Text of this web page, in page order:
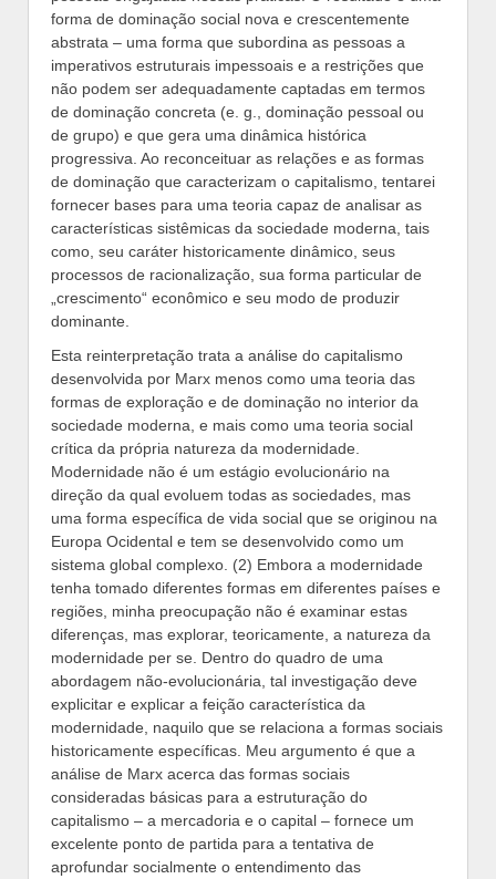
forma de dominação social nova e crescentemente
abstrata – uma forma que subordina as pessoas a
imperativos estruturais impessoais e a restrições que
não podem ser adequadamente captadas em termos
de dominação concreta (e. g., dominação pessoal ou
de grupo) e que gera uma dinâmica histórica
progressiva. Ao reconceituar as relações e as formas
de dominação que caracterizam o capitalismo, tentarei
fornecer bases para uma teoria capaz de analisar as
características sistêmicas da sociedade moderna, tais
como, seu caráter historicamente dinâmico, seus
processos de racionalização, sua forma particular de
„crescimento“ econômico e seu modo de produzir
dominante.
Esta reinterpretação trata a análise do capitalismo
desenvolvida por Marx menos como uma teoria das
formas de exploração e de dominação no interior da
sociedade moderna, e mais como uma teoria social
crítica da própria natureza da modernidade.
Modernidade não é um estágio evolucionário na
direção da qual evoluem todas as sociedades, mas
uma forma específica de vida social que se originou na
Europa Ocidental e tem se desenvolvido como um
sistema global complexo. (2) Embora a modernidade
tenha tomado diferentes formas em diferentes países e
regiões, minha preocupação não é examinar estas
diferenças, mas explorar, teoricamente, a natureza da
modernidade per se. Dentro do quadro de uma
abordagem não-evolucionária, tal investigação deve
explicitar e explicar a feição característica da
modernidade, naquilo que se relaciona a formas sociais
historicamente específicas. Meu argumento é que a
análise de Marx acerca das formas sociais
consideradas básicas para a estruturação do
capitalismo – a mercadoria e o capital – fornece um
excelente ponto de partida para a tentativa de
aprofundar socialmente o entendimento das